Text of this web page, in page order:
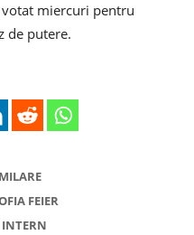
miercuri pentru
de putere.
FEIER